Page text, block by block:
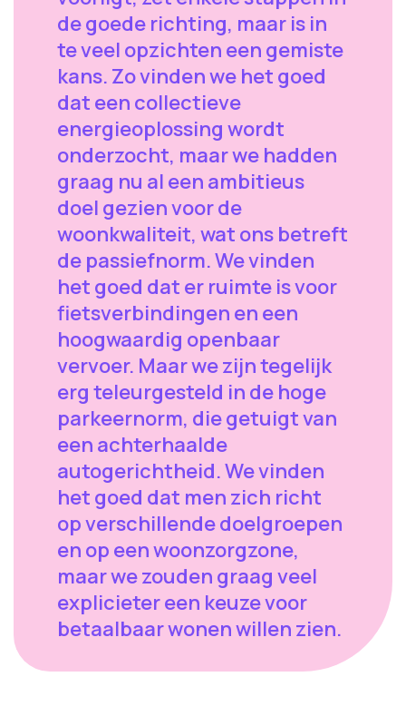
de goede richting, maar is in
te veel opzichten een gemiste
kans. Zo vinden we het goed
dat een collectieve
energieoplossing wordt
onderzocht, maar we hadden
graag nu al een ambitieus
doel gezien voor de
woonkwaliteit, wat ons betreft
de passiefnorm. We vinden
het goed dat er ruimte is voor
fietsverbindingen en een
hoogwaardig openbaar
vervoer. Maar we zijn tegelijk
erg teleurgesteld in de hoge
parkeernorm, die getuigt van
een achterhaalde
autogerichtheid. We vinden
het goed dat men zich richt
op verschillende doelgroepen
en op een woonzorgzone,
maar we zouden graag veel
explicieter een keuze voor
betaalbaar wonen willen zien.